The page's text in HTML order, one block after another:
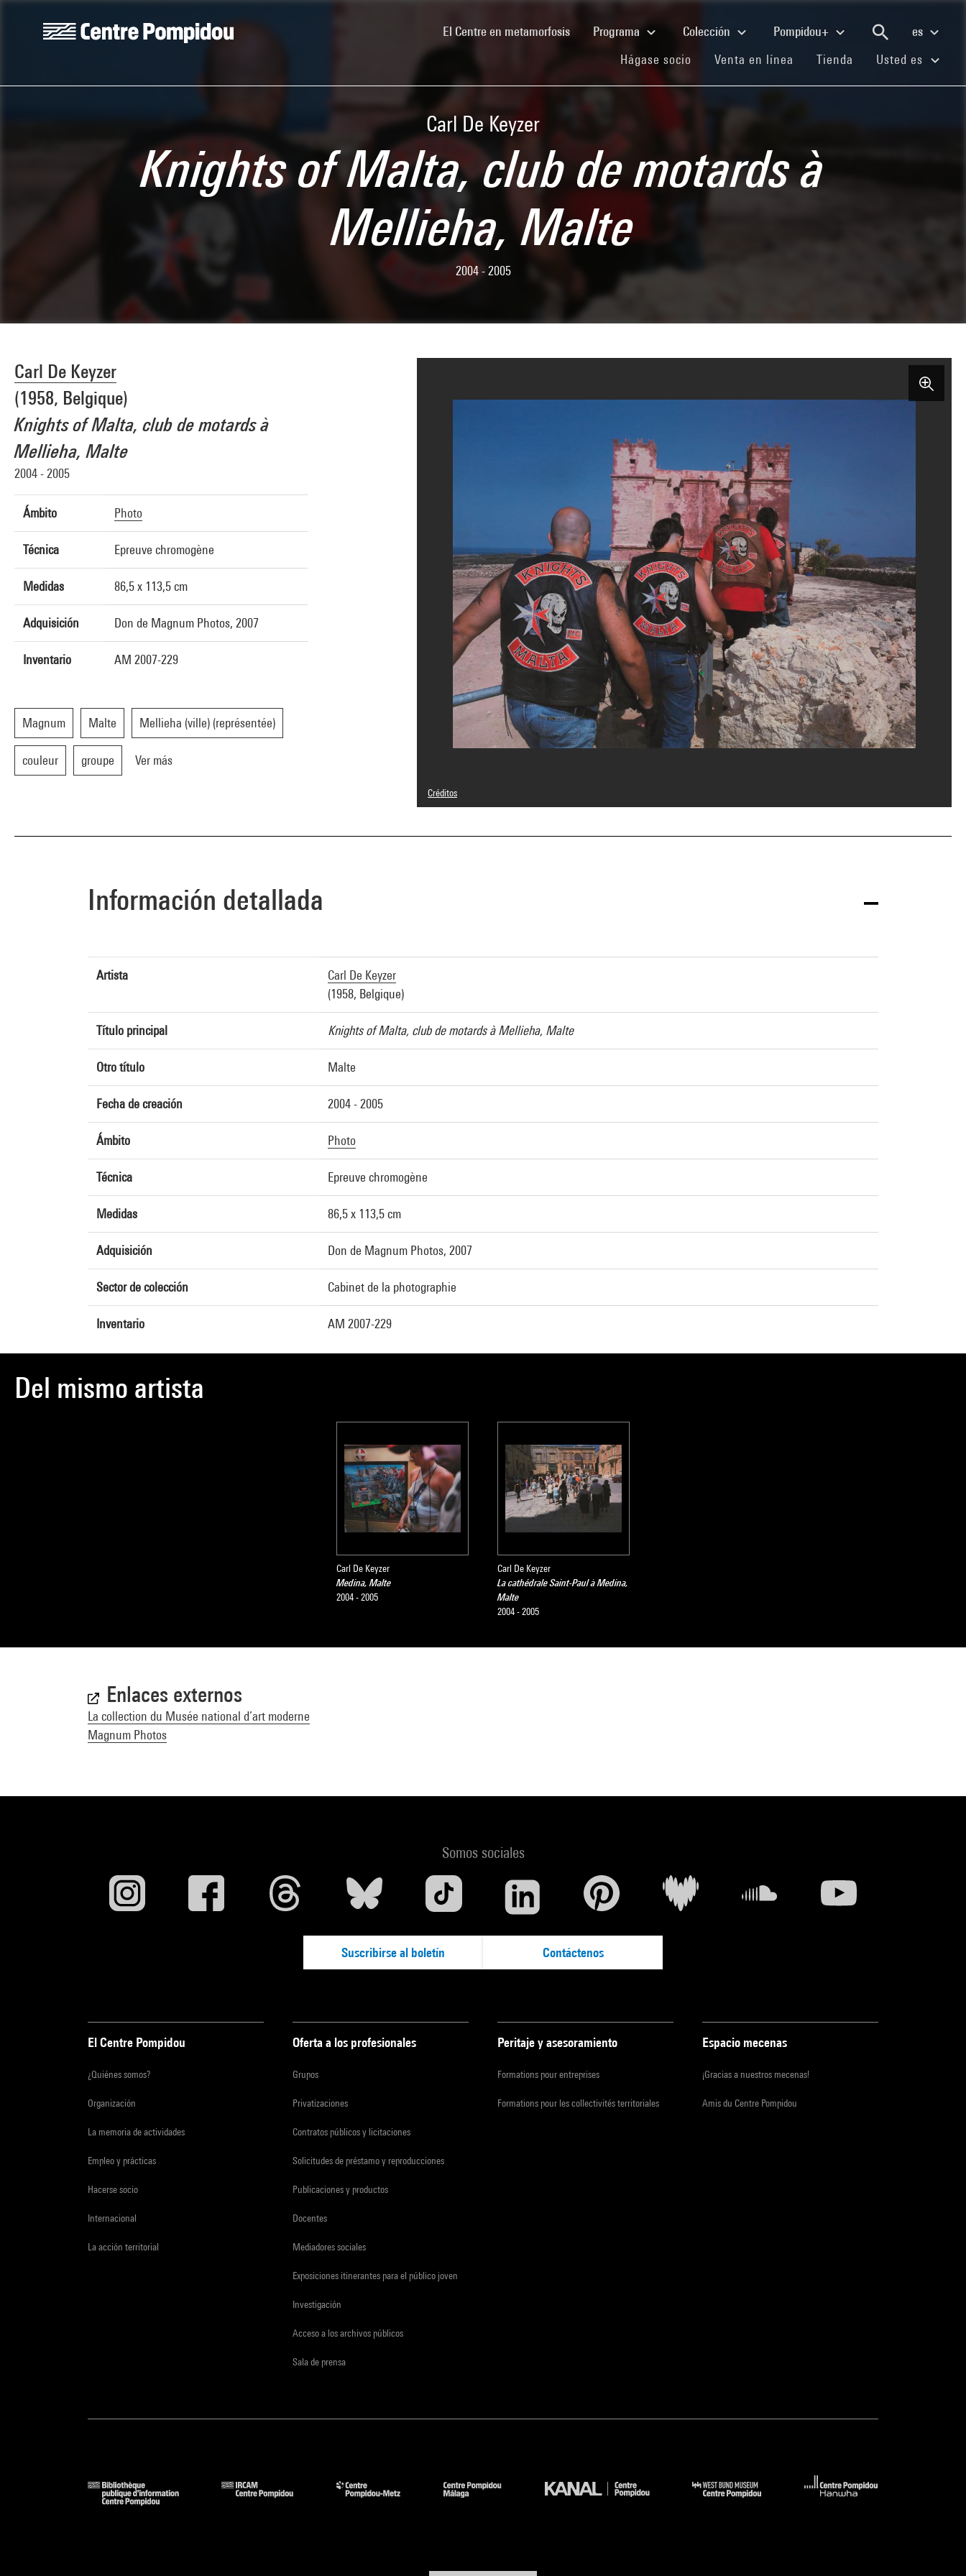
El Centre en metamorfosis(current)Programa Colección Pompidou+
es
Hágase socio (current)
Venta en línea (current)
Tienda (current)
Usted es
Carl De Keyzer
Knights of Malta, club de motards à
Mellieha, Malte
2004 - 2005
Carl De Keyzer
(1958, Belgique)
Knights of Malta, club de motards à
Mellieha, Malte
2004 - 2005
Ámbito Photo
Técnica Epreuve chromogène
Medidas 86,5 x 113,5 cm
Adquisición Don de Magnum Photos, 2007
Inventario AM 2007-229
Magnum Malte Mellieha (ville) (représentée)
couleur groupe Ver más
Créditos
© Karl de Keyzer / Magnum Photos
Referencia de la imagen : 4N70380
Información detallada
Artista
Carl De Keyzer
(1958, Belgique)
Título principal Knights of Malta, club de motards à Mellieha, Malte
Otro título Malte
Fecha de creación 2004 - 2005
Ámbito Photo
Técnica Epreuve chromogène
Medidas 86,5 x 113,5 cm
Adquisición Don de Magnum Photos, 2007
Sector de colección Cabinet de la photographie
Inventario AM 2007-229
Del mismo artista
Carl De Keyzer
Medina, Malte
2004 - 2005
Carl De Keyzer
La cathédrale Saint-Paul à Medina,
Malte
2004 - 2005
Enlaces externos
La collection du Musée national d’art moderne
Magnum Photos
Somos sociales
Suscribirse al boletín Contáctenos
El Centre Pompidou
¿Quiénes somos?
Organización
La memoria de actividades
Empleo y prácticas
Hacerse socio
Internacional
La acción territorial
Oferta a los profesionales
Grupos
Privatizaciones
Contratos públicos y licitaciones
Solicitudes de préstamo y reproducciones
Publicaciones y productos
Docentes
Mediadores sociales
Exposiciones itinerantes para el público joven
Investigación
Acceso a los archivos públicos
Sala de prensa
Peritaje y asesoramiento
Formations pour entreprises
Formations pour les collectivités territoriales
Espacio mecenas
¡Gracias a nuestros mecenas!
Amis du Centre Pompidou